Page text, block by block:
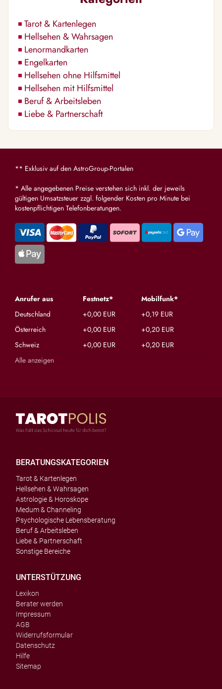
Tarot & Kartenlegen
Hellsehen & Wahrsagen
Lenormandkarten
Engelkarten
Hellsehen ohne Hilfsmittel
Hellsehen mit Hilfsmittel
Beruf & Arbeitsleben
Liebe & Partnerschaft
** Exklusiv auf den AstroGroup-Portalen
* Alle angegebenen Preise verstehen sich inkl. der jeweils
gültigen Umsatzsteuer zzgl. folgender Kosten pro Minute bei
kostenpflichtigen Telefonberatungen.
Anrufer aus Festnetz*
Mobilfunk*
Deutschland
+0,00 EUR
+0,19 EUR
Österreich
+0,00 EUR
+0,20 EUR
Schweiz
+0,00 EUR
+0,20 EUR
Alle anzeigen
BERATUNGSKATEGORIEN
Tarot & Kartenlegen
Hellsehen & Wahrsagen
Astrologie & Horoskope
Medum & Channeling
Psychologische Lebensberatung
Beruf & Arbeitsleben
Liebe & Partnerschaft
Sonstige Bereiche
UNTERSTÜTZUNG
Lexikon
Berater werden
Impressum
AGB
Widerrufsformular
Datenschutz
Hilfe
Sitemap